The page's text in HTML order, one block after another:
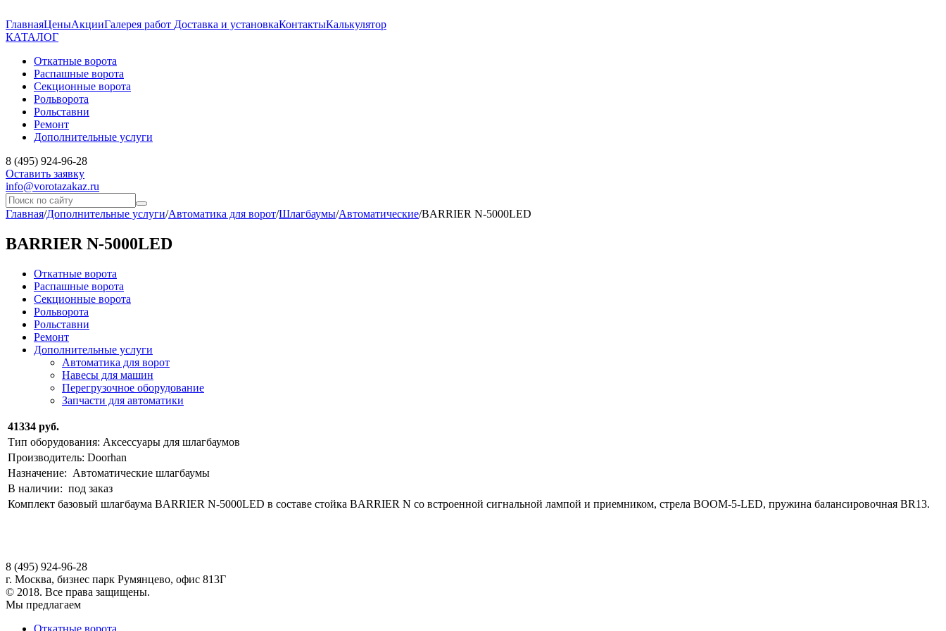
ГлавнаяЦеныАкцииГалерея работ Доставка и установкаКонтактыКалькулятор
КАТАЛОГ
Откатные ворота
Распашные ворота
Секционные ворота
Рольворота
Рольставни
Ремонт
Дополнительные услуги
8 (495) 924-96-28
Оставить заявку
info@vorotazakaz.ru
Главная/Дополнительные услуги/Автоматика для ворот/Шлагбаумы/Автоматические/BARRIER N-5000LED
BARRIER N-5000LED
Откатные ворота
Распашные ворота
Секционные ворота
Рольворота
Рольставни
Ремонт
Дополнительные услуги
Автоматика для ворот
Навесы для машин
Перегрузочное оборудование
Запчасти для автоматики
41334 руб.
Тип оборудования: Аксессуары для шлагбаумов
Производитель: Doorhan
Назначение: Автоматические шлагбаумы
В наличии: под заказ
Комплект базовый шлагбаума BARRIER N-5000LED в составе стойка BARRIER N со встроенной сигнальной лампой и приемником, стрела BOOM-5-LED, пружина балансировочная BR13.
8 (495) 924-96-28
г. Москва, бизнес парк Румянцево, офис 813Г
© 2018. Все права защищены.
Мы предлагаем
Откатные ворота